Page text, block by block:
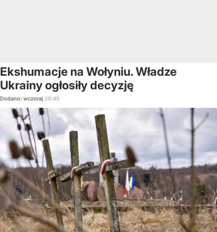
Ekshumacje na Wołyniu. Władze
Ukrainy ogłosiły decyzję
Dodano: wczoraj 20:45